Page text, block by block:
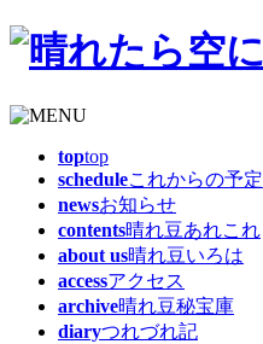
toptop
scheduleこれからの予定
newsお知らせ
contents晴れ豆あれこれ
about us晴れ豆いろは
accessアクセス
archive晴れ豆秘宝庫
diaryつれづれ記